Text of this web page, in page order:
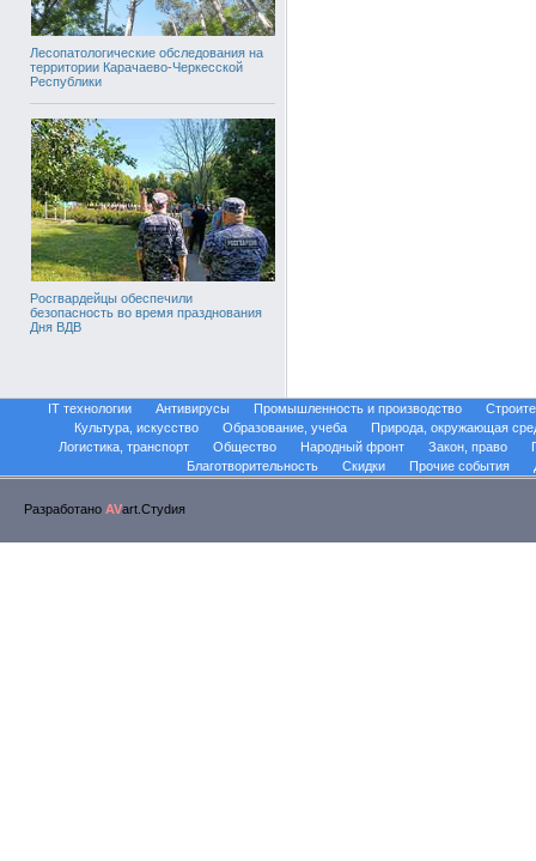
Лесопатологические обследования на
территории Карачаево-Черкесской
Республики
Росгвардейцы обеспечили
безопасность во время празднования
Дня ВДВ
IT технологии Антивирусы Промышленность и производство
Культура, искусство
Образование, учеба
Природа, окружающая
Логистика, транспорт
Общество Народный фронт Закон, право
Благотворительность
Скидки Прочие события
Разработано AVart.Стуdия